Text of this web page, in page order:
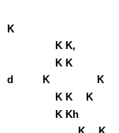
K
K K,
K K
d
K K
K K
K
K Kh